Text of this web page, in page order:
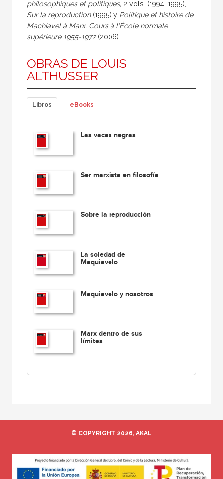
Traductora
philosophiques et politiques, 2 vols. (1994, 1995),
Sur la reproduction(1995) y Politique et histoire de
Machiavel à Marx. Cours à l'École normale
supérieure 1955-1972(2006).
OBRAS DE LOUIS
ALTHUSSER
Libros eBooks
Las vacas negras
Ser marxista en filosofía
Sobre la reproducción
La soledad de
Maquiavelo
Maquiavelo y nosotros
Marx dentro de sus
límites
© COPYRIGHT 2026, AKAL